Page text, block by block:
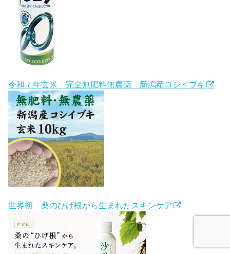
令和７年玄米 完全無肥料無農薬 新潟産コシイブキ
世界初 桑のひげ根から生まれたスキンケア